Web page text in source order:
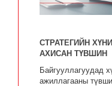
СТРАТЕГИЙН
АХИСАН ТҮВШИН
Байгууллагуудад
ажиллагааны